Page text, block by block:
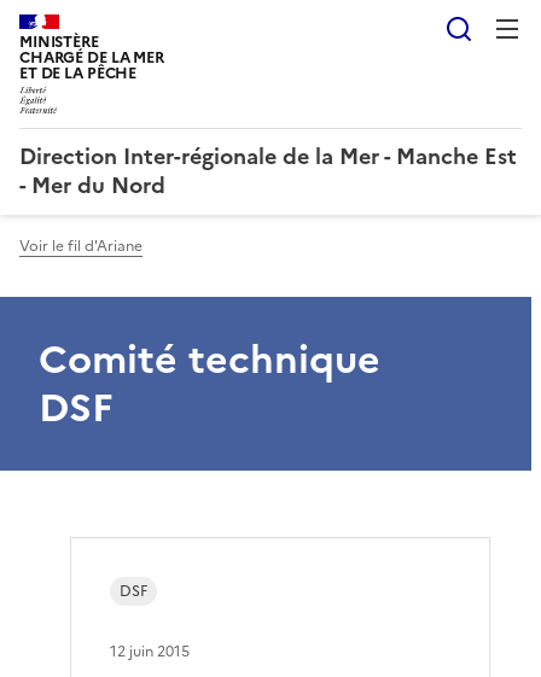
MINISTÈRE
CHARGÉ DE LA MER
ET DE LA PÊCHE
Direction Inter-régionale de la Mer - Manche Est
- Mer du Nord
Voir le fil d'Ariane
Comité technique
DSF
DSF
12 juin 2015